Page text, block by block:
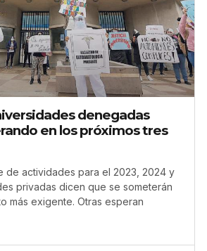
denegadas
en los próximos tres
de actividades para el 2023, 2024 y
privadas dicen que se someterán
más exigente. Otras esperan